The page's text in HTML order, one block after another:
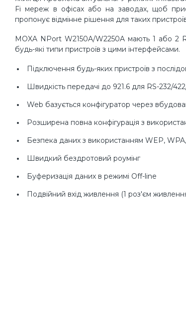
Fi мереж в офісах або на заводах, щоб
пропонує відмінне рішення для таких
MOXA NPort W2150A/W2250A мають 1 або 2
будь-які типи пристроїв з цими інтерфейсами.
Підключення будь-яких пристроїв з
Швидкість передачі до 921.6 для RS-232/
Web базується конфігуратор через
Розширена повна конфігурація з
Безпека даних з використанням WEP,
Швидкий бездротовий роумінг
Буферизація даних в режимі Off-line
Подвійний вхід живлення (1 роз'єм